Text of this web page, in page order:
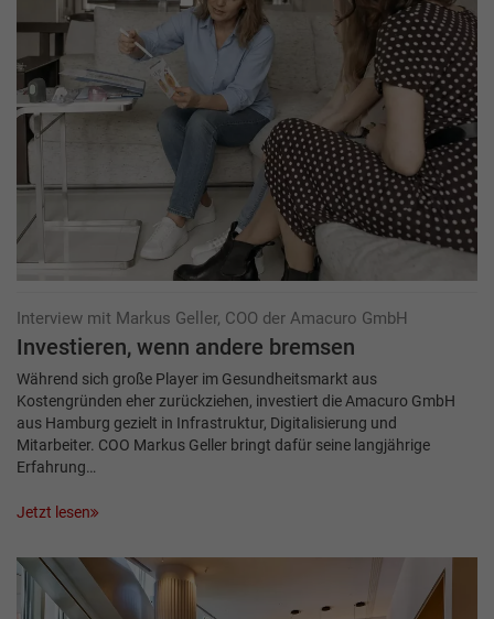
Interview mit Markus Geller, COO der Amacuro GmbH
Investieren, wenn andere bremsen
Während sich große Player im Gesundheitsmarkt aus
Kostengründen eher zurückziehen, investiert die Amacuro GmbH
aus Hamburg gezielt in Infrastruktur, Digitalisierung und
Mitarbeiter. COO Markus Geller bringt dafür seine langjährige
Erfahrung…
Jetzt lesen